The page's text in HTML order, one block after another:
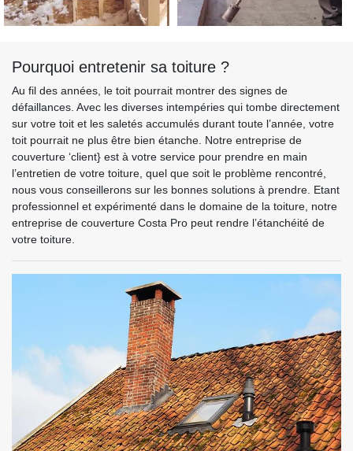
Pourquoi entretenir sa toiture ?
Au fil des années, le toit pourrait montrer des signes de
défaillances. Avec les diverses intempéries qui tombe directement
sur votre toit et les saletés accumulés durant toute l’année, votre
toit pourrait ne plus être bien étanche. Notre entreprise de
couverture ‘client} est à votre service pour prendre en main
l’entretien de votre toiture, quel que soit le problème rencontré,
nous vous conseillerons sur les bonnes solutions à prendre. Etant
professionnel et expérimenté dans le domaine de la toiture, notre
entreprise de couverture Costa Pro peut rendre l’étanchéité de
votre toiture.